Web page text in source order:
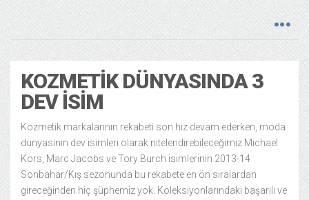
KOZMETIK DÜNYASINDA 3
DEV İSIM
Kozmetik markalarının rekabeti son hız devam ederken, moda
dünyasının dev isimleri olarak nitelendirebileceğimiz Michael
Kors, Marc Jacobs ve Tory Burch isimlerinin 2013-14
Sonbahar/Kış sezonunda bu rekabete en ön sıralardan
gireceğinden hiç şüphemiz yok. Koleksiyonlarındaki başarılı ve